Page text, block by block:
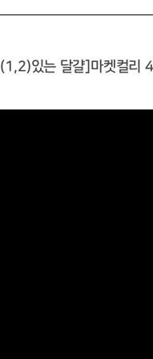
(1,2)있는 달걀 마켓컬리 4